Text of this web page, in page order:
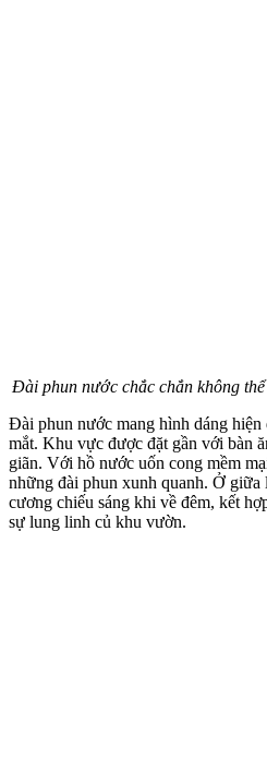
Đài phun nước chắc chắn không
Đài phun nước mang hình dáng
mắt. Khu vực được đặt gần với bàn
giãn. Với hồ nước uốn cong mềm
những đài phun xunh quanh. Ở giữa
cương chiếu sáng khi về đêm, kết
sự lung linh củ khu vườn.